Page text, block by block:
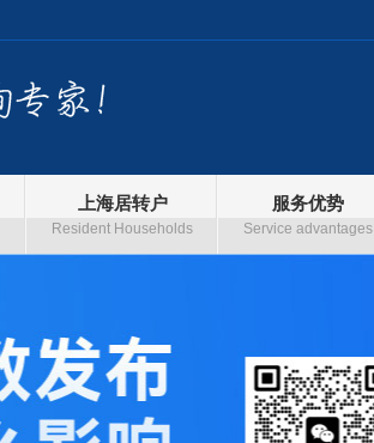
上海居转户
Resident Households
服务优势
Service advantages